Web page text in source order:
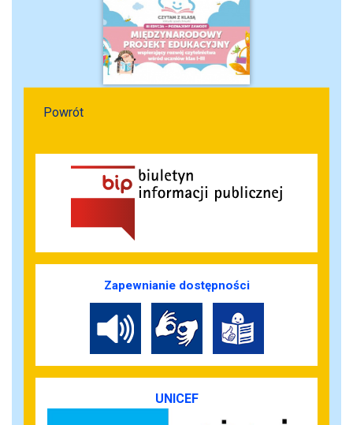
Powrót
Zapewnianie dostępności
UNICEF